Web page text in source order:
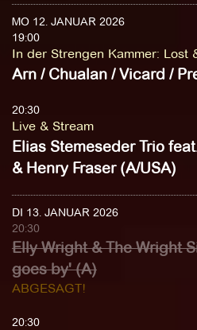
MO 12. JANUAR 2026
19:00
In der Strengen Kammer: Lost
Arn / Chualan / Vicard /
20:30
Live & Stream
Elias Stemeseder Trio
& Henry Fraser (A/USA)
DI 13. JANUAR 2026
20:30
Elly Wright & The Wright
goes by' (A)
ABGESAGT!
20:30